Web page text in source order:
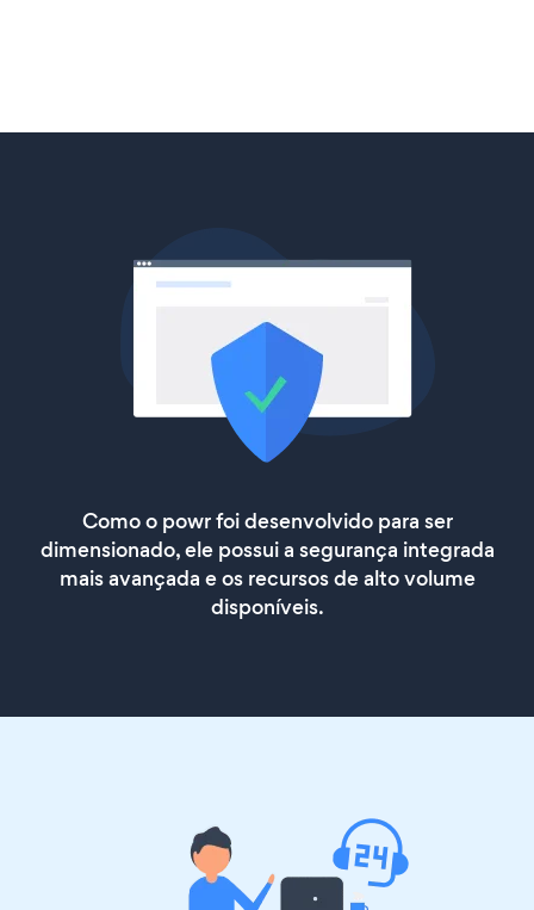
Como o powr foi desenvolvido para ser
dimensionado, ele possui a segurança integrada
mais avançada e os recursos de alto volume
disponíveis.